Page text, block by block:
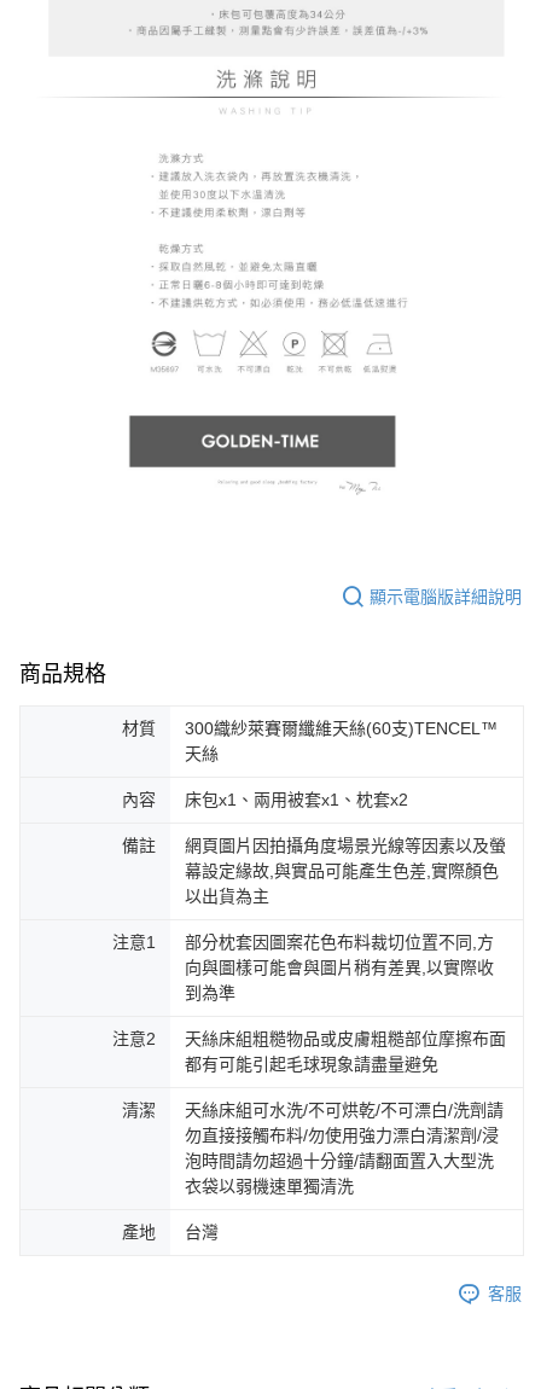
顯示電腦版詳細說明
商品規格
材質
300織紗萊賽爾纖維天絲(60支)TENCEL™
天絲
內容 床包x1、兩用被套x1、枕套x2
備註
網頁圖片因拍攝角度場景光線等因素以及螢
幕設定緣故,與實品可能產生色差,實際顏色
以出貨為主
注意1
部分枕套因圖案花色布料裁切位置不同,方
向與圖樣可能會與圖片稍有差異,以實際收
到為準
注意2
天絲床組粗糙物品或皮膚粗糙部位摩擦布面
都有可能引起毛球現象請盡量避免
清潔
天絲床組可水洗/不可烘乾/不可漂白/洗劑請
勿直接接觸布料/勿使用強力漂白清潔劑/浸
泡時間請勿超過十分鐘/請翻面置入大型洗
衣袋以弱機速單獨清洗
產地 台灣
客服